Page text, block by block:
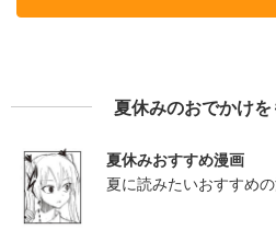
夏休みのおでかけ
夏休みおすすめ漫画
夏に読みたいおすすめ